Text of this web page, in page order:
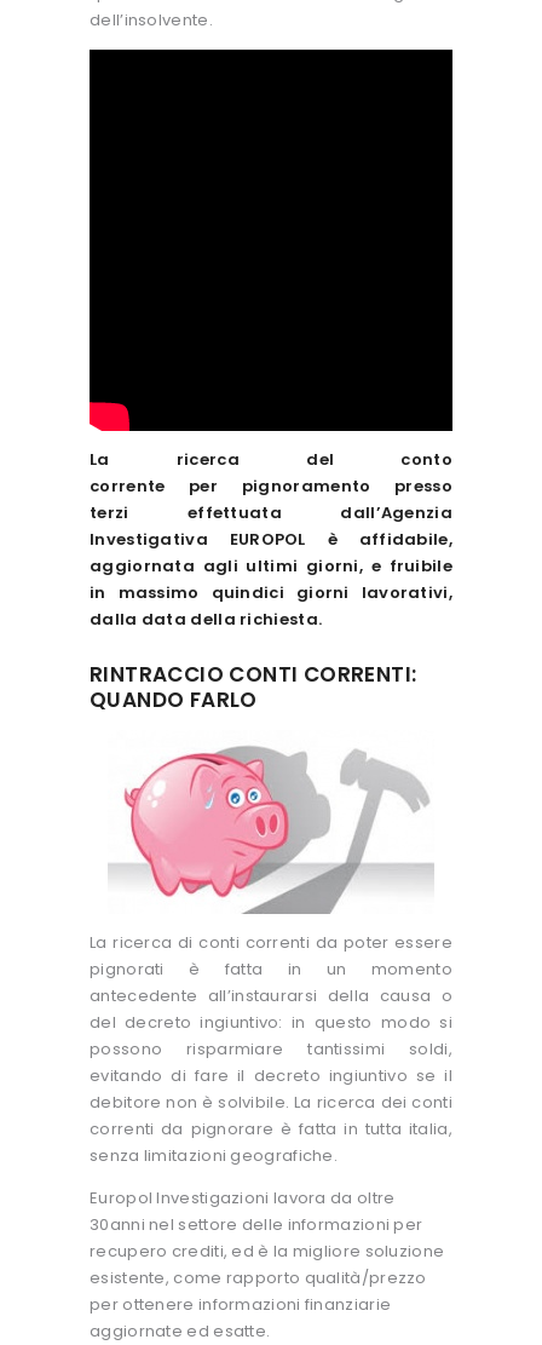
dell’insolvente.
La ricerca del conto
corrente per pignoramento presso
terzi effettuata dall’Agenzia
Investigativa EUROPOL è affidabile,
aggiornata agli ultimi giorni, e fruibile
in massimo quindici giorni lavorativi,
dalla data della richiesta.
RINTRACCIO CONTI CORRENTI:
QUANDO FARLO
La ricerca di conti correnti da poter essere
pignorati è fatta in un momento
antecedente all’instaurarsi della causa o
del decreto ingiuntivo: in questo modo si
possono risparmiare tantissimi soldi,
evitando di fare il decreto ingiuntivo se il
debitore non è solvibile. La ricerca dei conti
correnti da pignorare è fatta in tutta italia,
senza limitazioni geografiche.
Europol Investigazioni lavora da oltre
30anni nel settore delle informazioni per
recupero crediti, ed è la migliore soluzione
esistente, come rapporto qualità/prezzo
per ottenere informazioni finanziarie
aggiornate ed esatte.